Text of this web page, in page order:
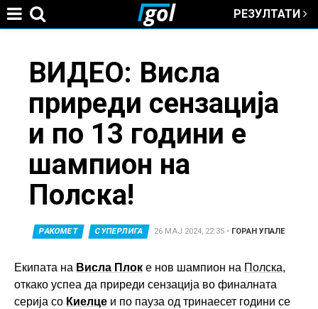
РЕЗУЛТАТИ
here
ВИДЕО: Висла
приреди сензација
и по 13 години е
шампион на
Полска!
РАКОМЕТ СУПЕРЛИГА 26 МАЈ 2024, 22:35 • ГОРАН УПАЛЕ
Екипата на Висла Плок е нов шампион на Полска,
откако успеа да приреди сензација во финалната
серија со Киелце и по пауза од тринаесет години се